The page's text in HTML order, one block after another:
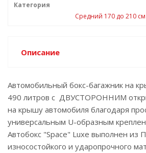
Категория
Средний 170 до 210 см
Описание
Автомобильный бокс-багажник на
490 литров с ДВУСТОРОННИМ
на крышу автомобиля благодаря
универсальным U-образным
Автобокс "Space" Luxe выполнен из
износостойкого и ударопрочного